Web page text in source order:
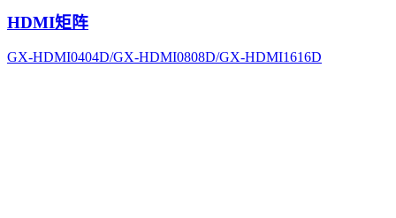
HDMI矩阵
GX-HDMI0404D/GX-HDMI0808D/GX-HDMI1616D